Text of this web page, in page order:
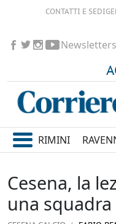
CONTATTI E SEDI
Newsletters
RIMINI
Cesena, la
una